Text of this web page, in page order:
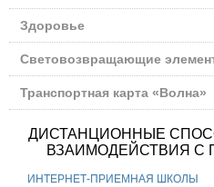
Здоровье
Световозвращающие
Транспортная карта «Волна»
ДИСТАНЦИОННЫЕ
ВЗАИМОДЕЙСТВИЯ С
ИНТЕРНЕТ-ПРИЕМНАЯ ШКОЛЫ